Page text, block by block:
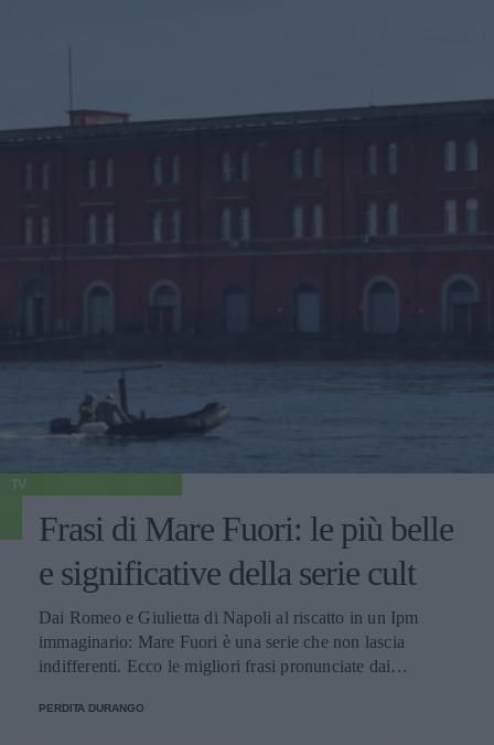
TV
Frasi di Mare Fuori: le più belle
e significative della serie cult
Dai Romeo e Giulietta di Napoli al riscatto in un Ipm
immaginario: Mare Fuori è una serie che non lascia
indifferenti. Ecco le migliori frasi pronunciate dai
PERDITA DURANGO